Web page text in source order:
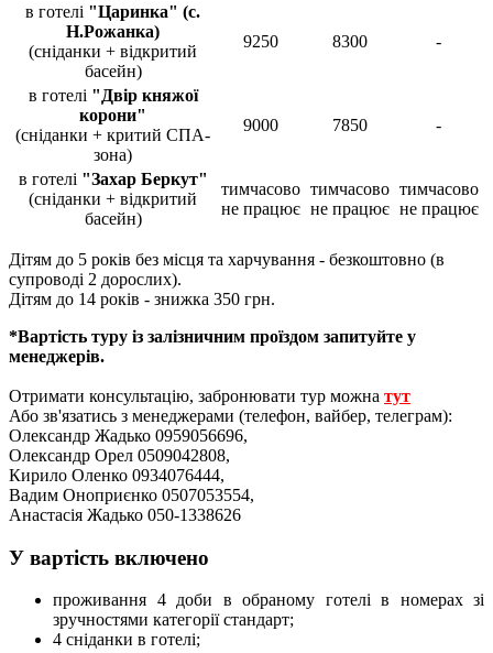
в готелі "Царинка" (с.
Н.Рожанка)
(сніданки + відкритий
басейн)
9250 8300 -
в готелі "Двір княжої
корони"
(сніданки + критий СПА-
зона)
9000 7850 -
в готелі "Захар Беркут"
(сніданки + відкритий
басейн)
тимчасово
не працює
тимчасово
не працює
тимчасово
не працює
Дітям до 5 років без місця та харчування - безкоштовно (в
супроводі 2 дорослих).
Дітям до 14 років - знижка 350 грн.
*Вартість туру із залізничним проїздом запитуйте у
менеджерів.
Отримати консультацію, забронювати тур можна тут
Або зв'язатись з менеджерами (телефон, вайбер, телеграм):
Олександр Жадько 0959056696,
Олександр Орел 0509042808,
Кирило Оленко 0934076444,
Вадим Оноприєнко 0507053554,
Анастасія Жадько 050-1338626
У вартість включено
проживання 4 доби в обраному готелі в номерах зі
зручностями категорії стандарт;
4 сніданки в готелі;